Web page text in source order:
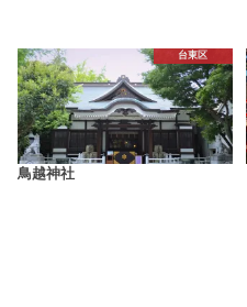
台東区
鳥越神社